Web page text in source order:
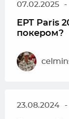
07.02.2025 -
EPT Paris
покером?
23.08.2024 -